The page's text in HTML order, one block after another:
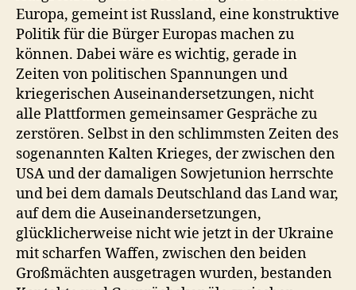
Europa, gemeint ist Russland, eine konstruktive
Politik für die Bürger Europas machen zu
können. Dabei wäre es wichtig, gerade in
Zeiten von politischen Spannungen und
kriegerischen Auseinandersetzungen, nicht
alle Plattformen gemeinsamer Gespräche zu
zerstören. Selbst in den schlimmsten Zeiten des
sogenannten Kalten Krieges, der zwischen den
USA und der damaligen Sowjetunion herrschte
und bei dem damals Deutschland das Land war,
auf dem die Auseinandersetzungen,
glücklicherweise nicht wie jetzt in der Ukraine
mit scharfen Waffen, zwischen den beiden
Großmächten ausgetragen wurden, bestanden